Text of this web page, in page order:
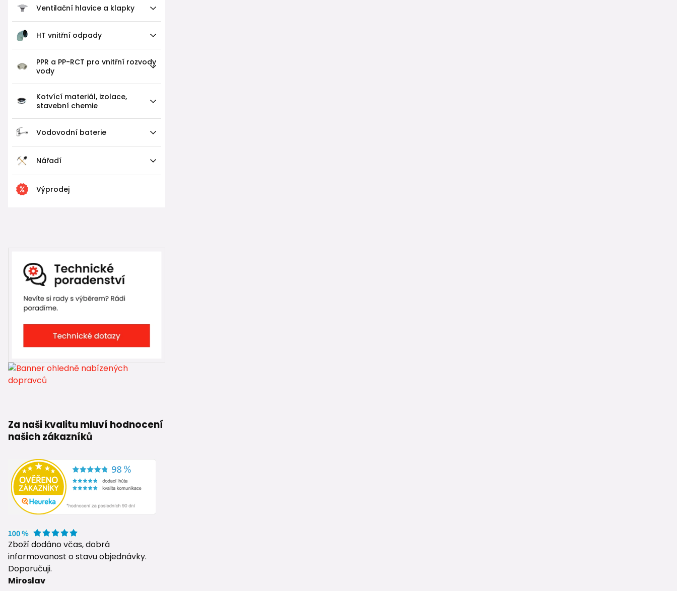
Ventilační hlavice a klapky
HT vnitřní odpady
PPR a PP-RCT pro vnitřní rozvody
vody
Kotvící materiál, izolace,
stavební chemie
Vodovodní baterie
Nářadí
Výprodej
Za naši kvalitu mluví hodnocení
našich zákazníků
Zboží dodáno včas, dobrá
informovanost o stavu objednávky.
Doporučuji.
Miroslav